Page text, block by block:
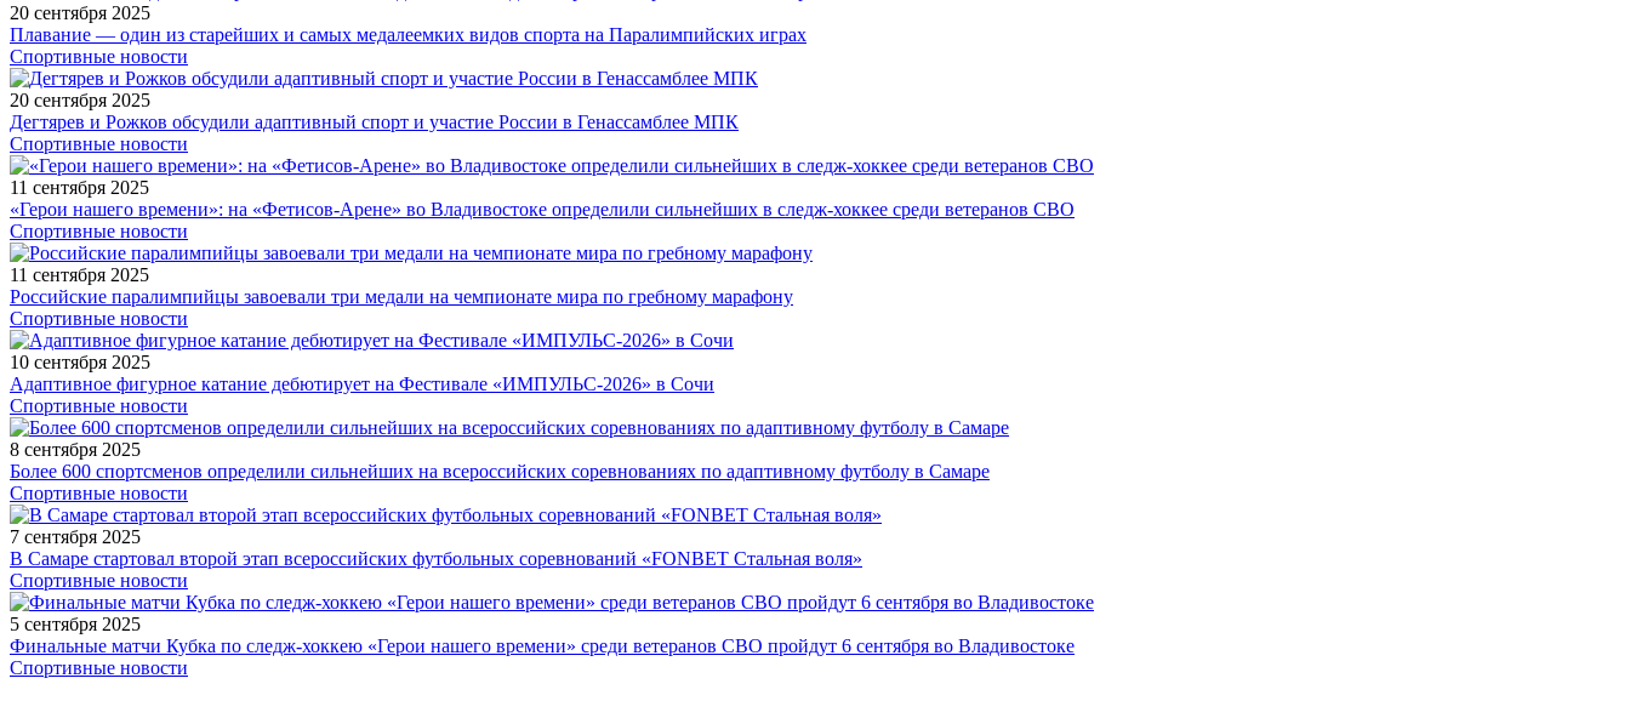
20 сентября 2025
Плавание — один из старейших и самых медалеемких видов спорта на Паралимпийских играх
Спортивные новости
20 сентября 2025
Дегтярев и Рожков обсудили адаптивный спорт и участие России в Генассамблее МПК
Спортивные новости
11 сентября 2025
«Герои нашего времени»: на «Фетисов-Арене» во Владивостоке определили сильнейших в следж-хоккее среди ветеранов СВО
Спортивные новости
11 сентября 2025
Российские паралимпийцы завоевали три медали на чемпионате мира по гребному марафону
Спортивные новости
10 сентября 2025
Адаптивное фигурное катание дебютирует на Фестивале «ИМПУЛЬС-2026» в Сочи
Спортивные новости
8 сентября 2025
Более 600 спортсменов определили сильнейших на всероссийских соревнованиях по адаптивному футболу в Самаре
Спортивные новости
7 сентября 2025
В Самаре стартовал второй этап всероссийских футбольных соревнований «FONBET Стальная воля»
Спортивные новости
5 сентября 2025
Финальные матчи Кубка по следж-хоккею «Герои нашего времени» среди ветеранов СВО пройдут 6 сентября во Владивостоке
Спортивные новости